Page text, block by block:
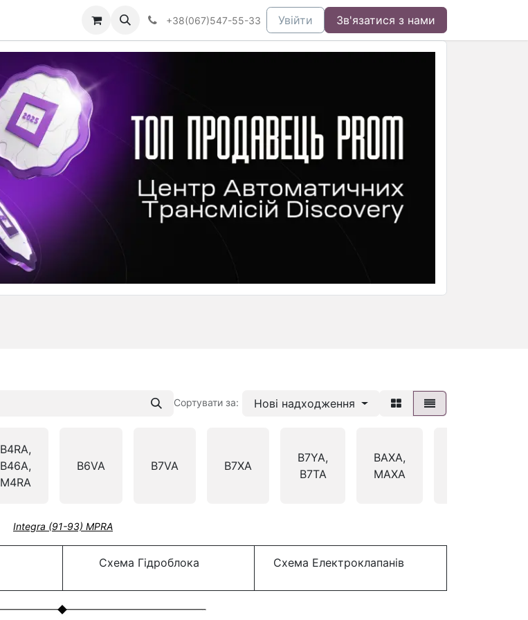
+38(067)547-55-33 Увійти Зв'язатися з нами
Сортувати за: Нові надходження
B4RA,
B46A,
M4RA
B6VA B7VA B7XA
B7YA,
B7TA
BAXA,
MAXA
Integra (91-93) MPRA
Схема Гідроблока Схема Електроклапанів